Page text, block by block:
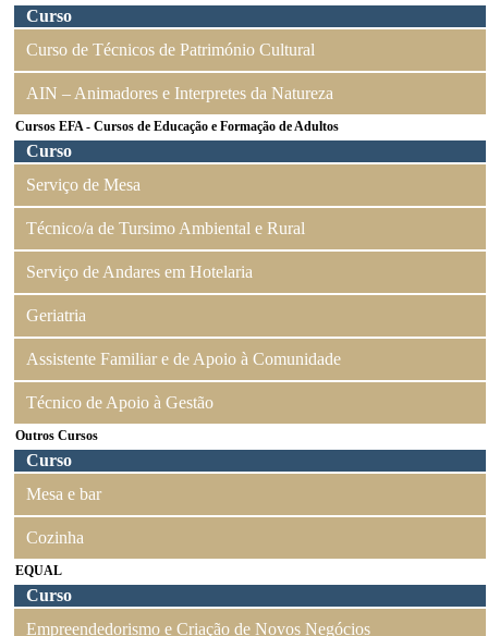
Curso
Curso de Técnicos de Património Cultural
AIN – Animadores e Interpretes da Natureza
Cursos EFA - Cursos de Educação e Formação de Adultos
Curso
Serviço de Mesa
Técnico/a de Tursimo Ambiental e Rural
Serviço de Andares em Hotelaria
Geriatria
Assistente Familiar e de Apoio à Comunidade
Técnico de Apoio à Gestão
Outros Cursos
Curso
Mesa e bar
Cozinha
EQUAL
Curso
Empreendedorismo e Criação de Novos Negócios